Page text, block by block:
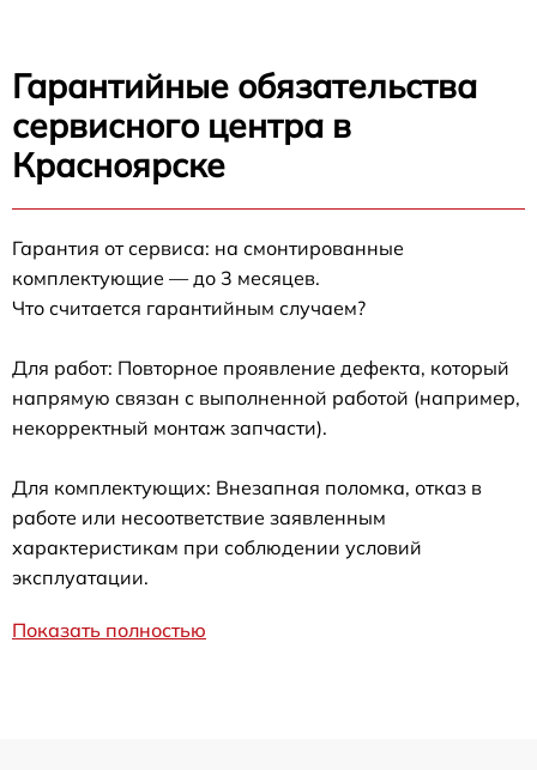
Гарантийные обязательства
сервисного центра в
Красноярске
Гарантия от сервиса: на смонтированные
комплектующие — до 3 месяцев.
Что считается гарантийным случаем?
Для работ: Повторное проявление дефекта, который
напрямую связан с выполненной работой (например,
некорректный монтаж запчасти).
Для комплектующих: Внезапная поломка, отказ в
работе или несоответствие заявленным
характеристикам при соблюдении условий
эксплуатации.
Показать полностью